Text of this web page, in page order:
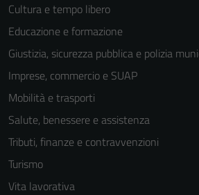
Cultura e tempo libero
Educazione e formazione
Giustizia, sicurezza pubblica e polizia
Imprese, commercio e SUAP
Mobilità e trasporti
Salute, benessere e assistenza
Tributi, finanze e contravvenzioni
Turismo
Vita lavorativa